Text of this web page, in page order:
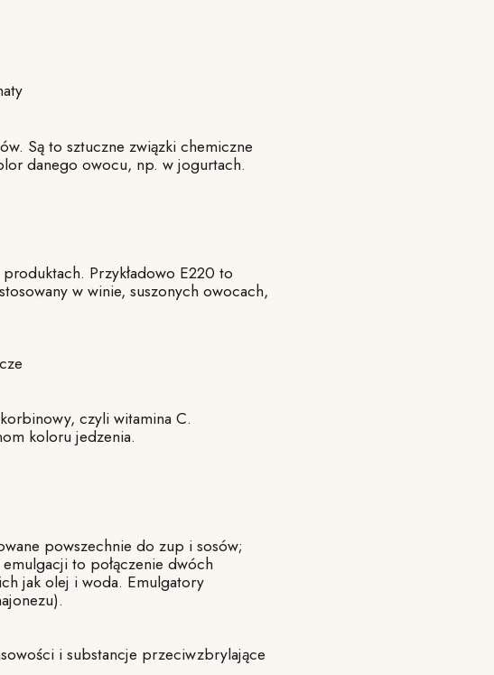
Są to sztuczne związki chemiczne
danego owocu, np. w jogurtach.
Przykładowo E220 to
w winie, suszonych owocach,
czyli witamina C.
koloru jedzenia.
powszechnie do zup i sosów;
to połączenie dwóch
jak olej i woda. Emulgatory
i substancje przeciwzbrylające